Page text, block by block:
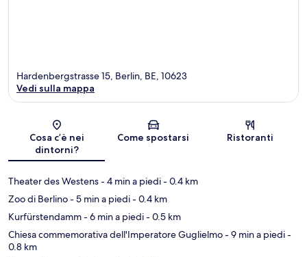
Mappa
Hardenbergstrasse 15, Berlin, BE, 10623
Vedi sulla mappa
Cosa c’è nei
dintorni?
Come spostarsi Ristoranti
Theater des Westens- 4 min a piedi- 0.4 km
Zoo di Berlino- 5 min a piedi- 0.4 km
Kurfürstendamm- 6 min a piedi- 0.5 km
Chiesa commemorativa dell'Imperatore Guglielmo- 9 min a piedi-
0.8 km